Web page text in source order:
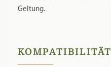
Geltung.
KOMPATIBILITÄT